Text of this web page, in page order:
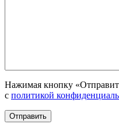
Нажимая кнопку
с политикой